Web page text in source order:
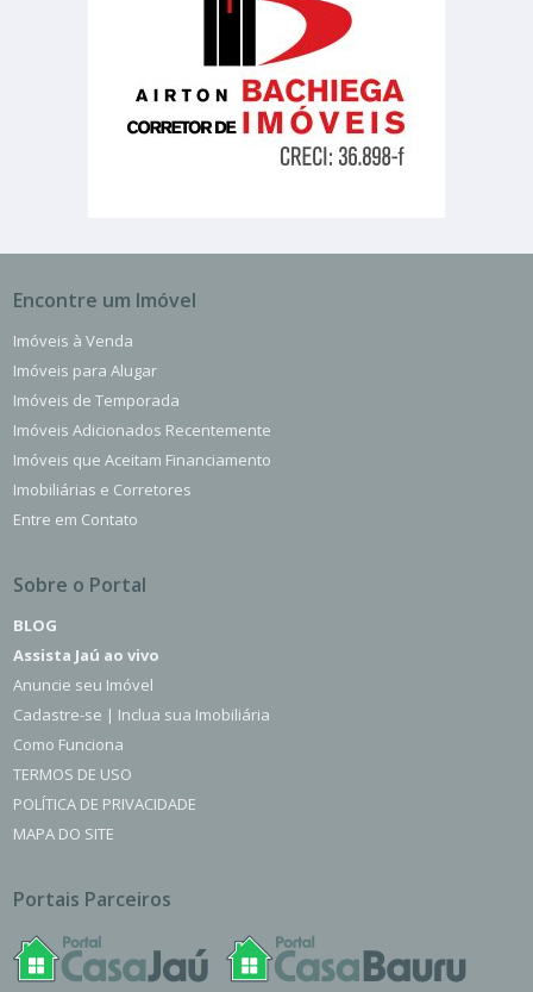
Encontre um Imóvel
Imóveis à Venda
Imóveis para Alugar
Imóveis de Temporada
Imóveis Adicionados Recentemente
Imóveis que Aceitam Financiamento
Imobiliárias e Corretores
Entre em Contato
Sobre o Portal
BLOG
Assista Jaú ao vivo
Anuncie seu Imóvel
Cadastre-se | Inclua sua Imobiliária
Como Funciona
TERMOS DE USO
POLÍTICA DE PRIVACIDADE
MAPA DO SITE
Portais Parceiros